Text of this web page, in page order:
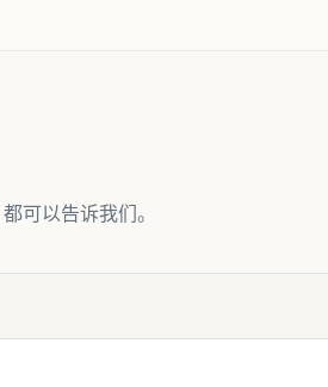
可以告诉我们。